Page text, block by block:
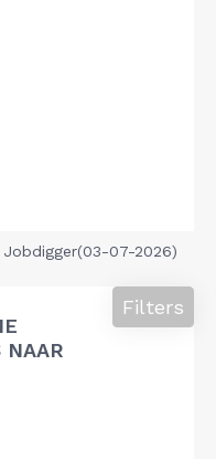
Jobdigger(03-07-2026)
NAAR
Filters